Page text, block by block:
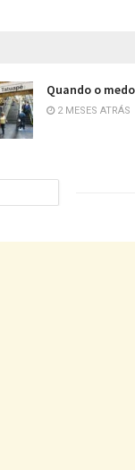
Quando o
2 MESES ATRÁS